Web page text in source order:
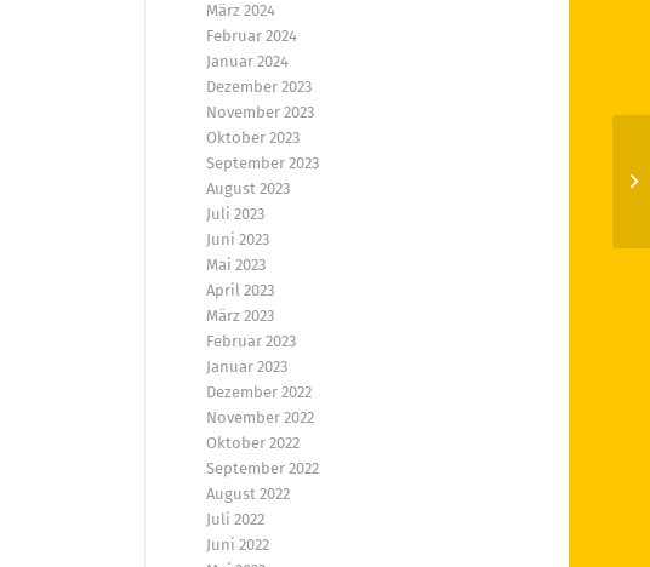
März 2024
Februar 2024
Januar 2024
Dezember 2023
November 2023
Oktober 2023
September 2023
August 2023
Juli 2023
Juni 2023
Mai 2023
April 2023
März 2023
Februar 2023
Januar 2023
Dezember 2022
November 2022
Oktober 2022
September 2022
August 2022
Juli 2022
Juni 2022